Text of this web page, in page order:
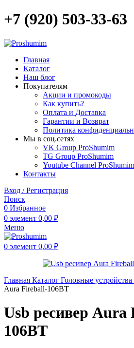
+7 (920) 503-33-63
Главная
Каталог
Наш блог
Покупателям
Акции и промокоды
Как купить?
Оплата и Доставка
Гарантии и Возврат
Политика
Мы в соц.сетях
VK Group ProShumim
TG Group ProShumim
Youtube Channel ProShumim
Контакты
Вход / Регистрация
Поиск
0 Избранное
0 элемент 0,00 ₽
Меню
0 элемент 0,00 ₽
Главная Каталог Головные устройства
Aura Fireball-106BT
Usb ресивер Aura
106BT